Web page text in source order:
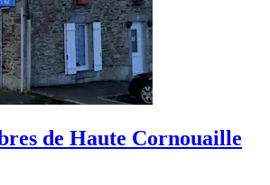
de Haute Cornouaille